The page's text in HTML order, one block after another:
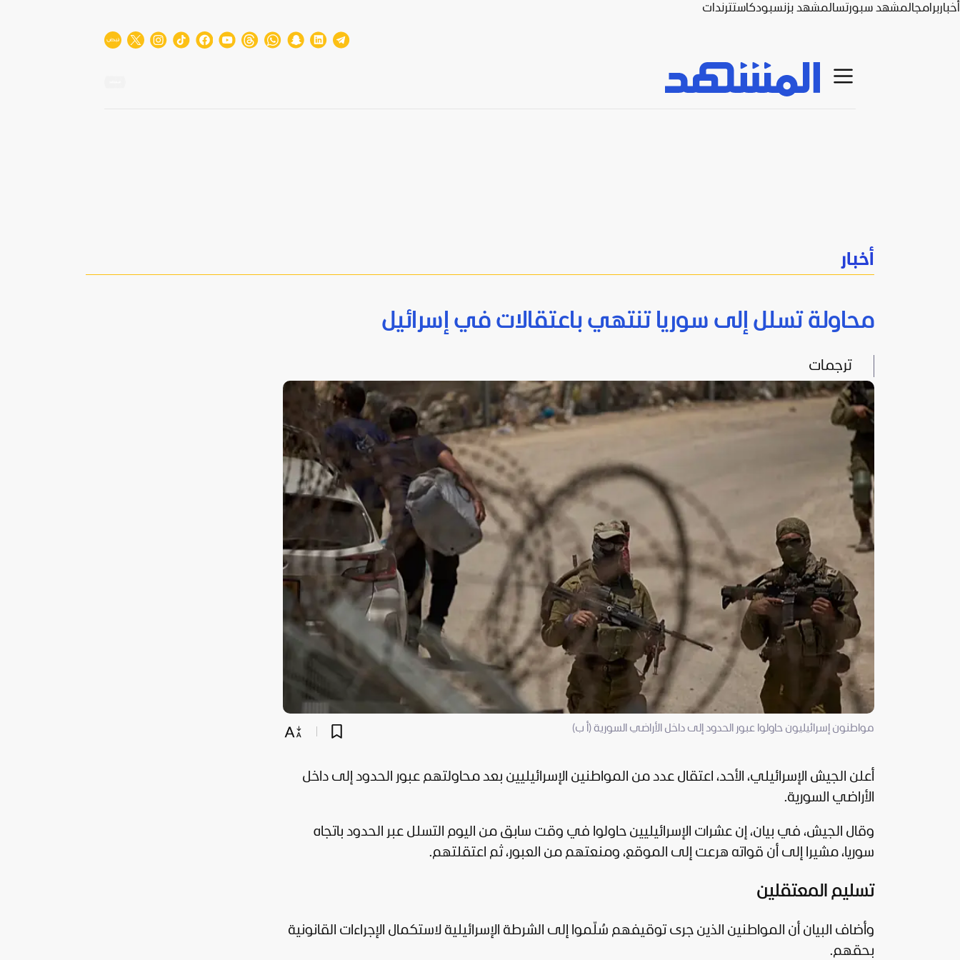
أخباربرامجالمشهد سبورتسالمشهد بزنسبودكاستترندات
أخبار
محاولة تسلل إلى سوريا تنتهي باعتقالات في إسرائيل
ترجمات
مواطنون إسرائيليون حاولوا عبور الحدود إلى داخل الأراضي السورية (أ ب)
أعلن الجيش الإسرائيلي، الأحد، اعتقال عدد من المواطنين الإسرائيليين بعد محاولتهم عبور الحدود إلى داخل
الأراضي السورية.
وقال الجيش، في بيان، إن عشرات الإسرائيليين حاولوا في وقت سابق من اليوم التسلل عبر الحدود باتجاه
سوريا، مشيرا إلى أن قواته هرعت إلى الموقع، ومنعتهم من العبور، ثم اعتقلتهم.
تسليم المعتقلين
وأضاف البيان أن المواطنين الذين جرى توقيفهم سُلّموا إلى الشرطة الإسرائيلية لاستكمال الإجراءات القانونية
بحقهم.